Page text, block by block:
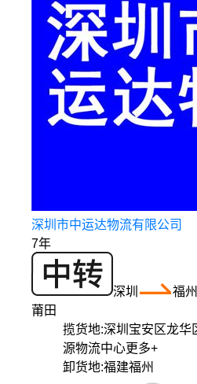
深圳市中运达物流有限公司
7年
深圳
福
莆田
揽货地:深圳宝安区龙华
源物流中心更多+
卸货地:福建福州